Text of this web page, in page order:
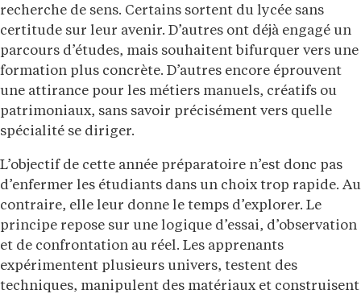
recherche de sens. Certains sortent du lycée sans
certitude sur leur avenir. D’autres ont déjà engagé un
parcours d’études, mais souhaitent bifurquer vers une
formation plus concrète. D’autres encore éprouvent
une attirance pour les métiers manuels, créatifs ou
patrimoniaux, sans savoir précisément vers quelle
spécialité se diriger.
L’objectif de cette année préparatoire n’est donc pas
d’enfermer les étudiants dans un choix trop rapide. Au
contraire, elle leur donne le temps d’explorer. Le
principe repose sur une logique d’essai, d’observation
et de confrontation au réel. Les apprenants
expérimentent plusieurs univers, testent des
techniques, manipulent des matériaux et construisent